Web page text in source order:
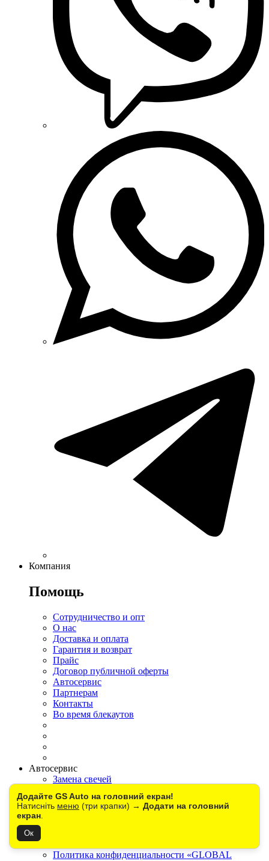
Додайте GS Auto на головний екран!
Натисніть меню (три крапки) → Додати на головний
екран
Ок
Компания
Помощь
Сотрудничество и опт
О нас
Доставка и оплата
Гарантия и возврат
Прайс
Договор публичной оферты
Автосервис
Партнерам
Контакты
Во время блекаутов
Автосервис
Замена свечей
Замена тормозной жидкости
Комплексная диагностика
Политика конфиденциальности «GLOBAL